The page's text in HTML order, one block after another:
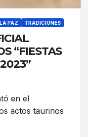
PAZ TRADICIONES
“FIESTAS
en el
actos taurinos